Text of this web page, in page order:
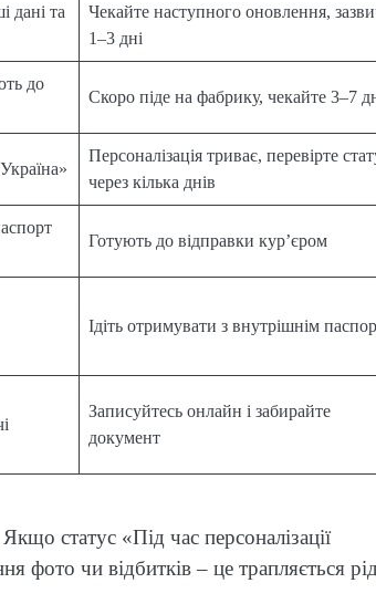
дані та
Чекайте наступного оновлення,
1–3 дні
до
Скоро піде на фабрику, чекайте 3–7
Персоналізація триває, перевірте
через кілька днів
Готують до відправки кур’єром
Ідіть отримувати з внутрішнім
Записуйтесь онлайн і забирайте
документ
статус «Під час персоналізації
фото чи відбитків – це трапляється